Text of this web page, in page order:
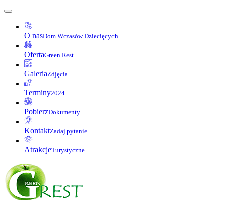
O nasDom Wczasów Dziecięcych
OfertaGreen Rest
GaleriaZdjęcia
Terminy2024
PobierzDokumenty
KontaktZadaj pytanie
AtrakcjeTurystyczne